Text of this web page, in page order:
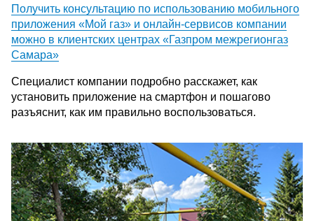
Получить консультацию по использованию мобильного
приложения «Мой газ» и онлайн-сервисов компании
можно в клиентских центрах «Газпром межрегионгаз
Самара»
Специалист компании подробно расскажет, как
установить приложение на смартфон и пошагово
разъяснит, как им правильно воспользоваться.